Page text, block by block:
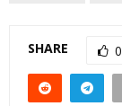
SHARE 0